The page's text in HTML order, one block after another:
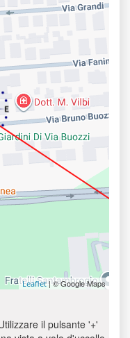
Leaflet| © Google Maps
il pulsante '+'